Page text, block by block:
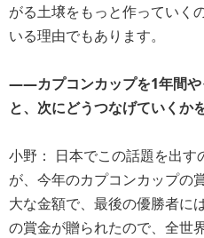
がる土壌をもっと作っていく
いる理由でもあります。
――カプコンカップを1年間や
と、次にどうつなげていくか
小野： 日本でこの話題を出す
が、今年のカプコンカップの
大な金額で、最後の優勝者に
の賞金が贈られたので、全世